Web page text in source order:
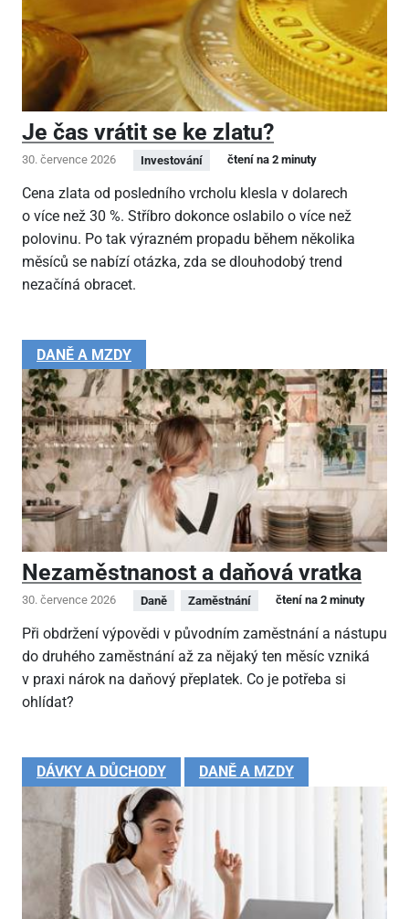
Je čas vrátit se ke zlatu?
30. července 2026 Investování čtení na 2 minuty
Cena zlata od posledního vrcholu klesla v dolarech
o více než 30 %. Stříbro dokonce oslabilo o více než
polovinu. Po tak výrazném propadu během několika
měsíců se nabízí otázka, zda se dlouhodobý trend
nezačíná obracet.
DANĚ A MZDY
Nezaměstnanost a daňová vratka
30. července 2026 Daně Zaměstnání čtení na 2 minuty
Při obdržení výpovědi v původním zaměstnání a nástupu
do druhého zaměstnání až za nějaký ten měsíc vzniká
v praxi nárok na daňový přeplatek. Co je potřeba si
ohlídat?
DÁVKY A DŮCHODY DANĚ A MZDY